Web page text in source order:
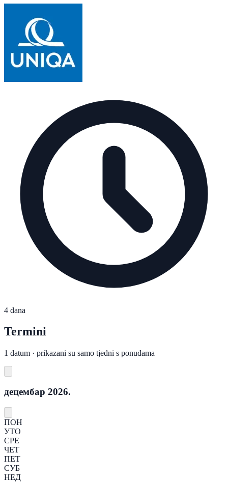
4 dana
Termini
1 datum · prikazani su samo tjedni s ponudama
децембар 2026.
ПОН
УТО
СРЕ
ЧЕТ
ПЕТ
СУБ
НЕД